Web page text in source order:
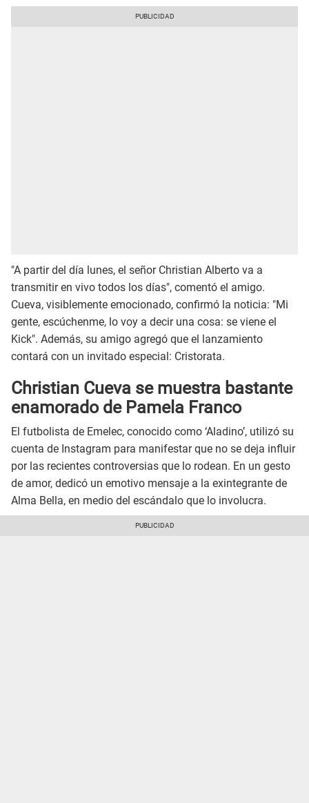
"A partir del día lunes, el señor Christian Alberto va a
transmitir en vivo todos los días", comentó el amigo.
Cueva, visiblemente emocionado, confirmó la noticia: "Mi
gente, escúchenme, lo voy a decir una cosa: se viene el
Kick". Además, su amigo agregó que el lanzamiento
contará con un invitado especial: Cristorata.
Christian Cueva se muestra bastante
enamorado de Pamela Franco
El futbolista de Emelec, conocido como ‘Aladino’, utilizó su
cuenta de Instagram para manifestar que no se deja influir
por las recientes controversias que lo rodean. En un gesto
de amor, dedicó un emotivo mensaje a la exintegrante de
Alma Bella, en medio del escándalo que lo involucra.